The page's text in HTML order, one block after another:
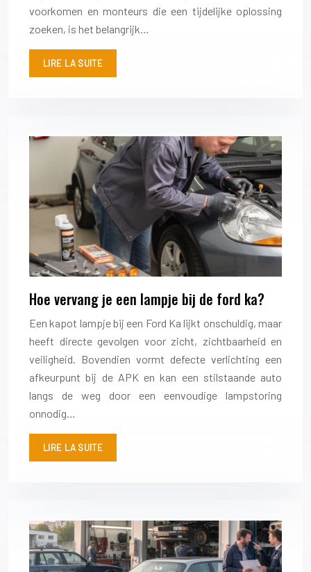
voorkomen en monteurs die een tijdelijke oplossing
zoeken, is het belangrijk…
LIRE LA SUITE
Hoe vervang je een lampje bij de ford ka?
Een kapot lampje bij een Ford Ka lijkt onschuldig, maar
heeft directe gevolgen voor zicht, zichtbaarheid en
veiligheid. Bovendien vormt defecte verlichting een
afkeurpunt bij de APK en kan een stilstaande auto
langs de weg door een eenvoudige lampstoring
onnodig…
LIRE LA SUITE